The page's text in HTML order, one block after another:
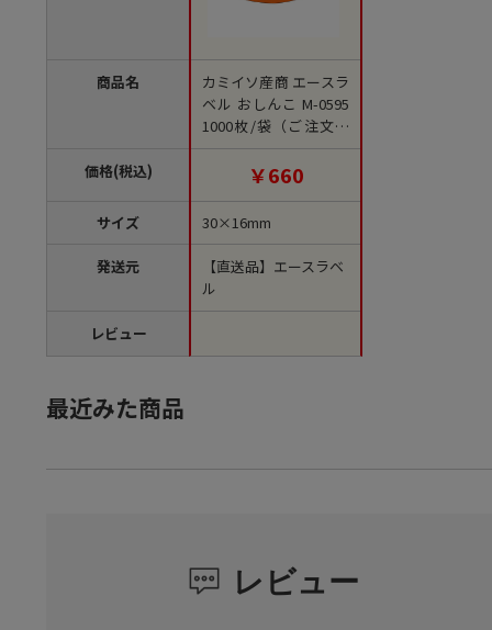
商品名
価格(税込)
サイズ
発送元
レビュー
カミイソ産商 エースラ
ベル おしんこ M-0595
1000枚/袋（ご注文単
位1袋）【直送品】
￥660
30×16mm
【直送品】エースラベ
ル
最近みた商品
レビュー